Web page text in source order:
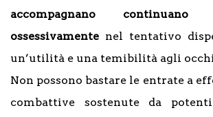
accompagnano
ossessivamente nel tentativo
un’utilità e una temibilità agli
Non possono bastare le entrate a
combattive sostenute da